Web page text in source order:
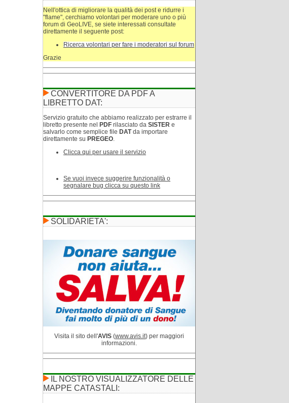
Nell'ottica di migliorare la qualità dei post e ridurre i
"flame", cerchiamo volontari per moderare uno o più
forum di GeoLIVE, se siete interessati consultate
direttamente il seguente post:
Ricerca volontari per fare i moderatori sul forum
Grazie
CONVERTITORE DA PDF A
LIBRETTO DAT:
Servizio gratuito che abbiamo realizzato per estrarre il
libretto presente nel
PDF rilasciato da SISTER e
salvarlo come semplice file DATda importare
direttamente su PREGEO.
Clicca qui per usare il servizio
Se vuoi invece suggerire funzionalità o
segnalare bug clicca su questo link
SOLIDARIETA':
Visita il sito dell'AVIS (www.avis.it) per maggiori
informazioni.
IL NOSTRO VISUALIZZATORE DELLE
MAPPE CATASTALI: